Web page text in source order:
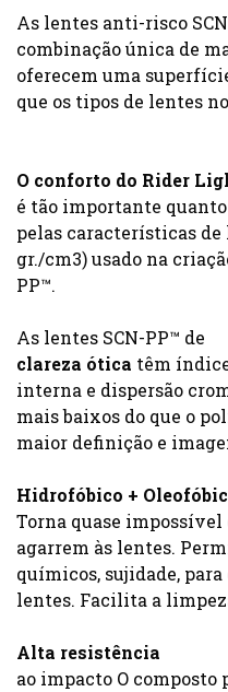
As lentes anti-risco
combinação única de
oferecem uma
que os tipos de lentes
O conforto do Rider
é tão importante
pelas características de
gr./cm3) usado na
PP™.
As lentes SCN-PP™ de
clareza ótica têm
interna e dispersão
mais baixos do que o
maior definição e
Hidrofóbico +
Torna quase impossível
agarrem às lentes.
químicos, sujidade,
lentes. Facilita a
Alta resistência
ao impacto O